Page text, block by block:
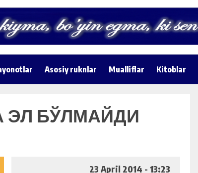
Asosiy ruknlar Mualliflar Kitoblar
ЭЛ БЎЛМАЙДИ
23 April 2014 - 13:23